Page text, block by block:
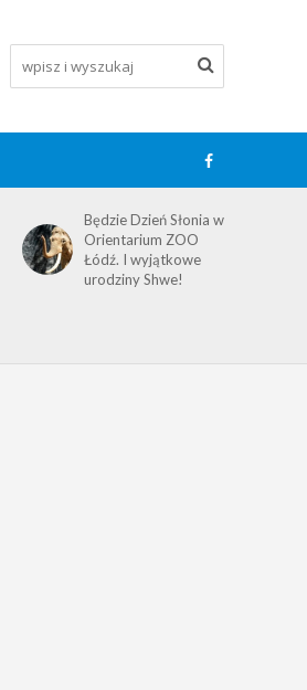
Będzie Dzień Słonia w
Orientarium ZOO
Łódź. I wyjątkowe
urodziny Shwe!